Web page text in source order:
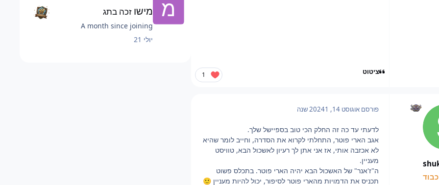
ציטוט 1
פורסם אוגוסט 14, 2024 1 שנה
לדעתי עד כה זה החלק הכי טוב בספיישל שלך.
אגב הארי פוטר, התחלתי לקרוא את הסדרה, וחייב לומר שהיא
לא אכזבה אותי, אז אני אתן לך רעיון לאשכול הבא, טוויסט
מעניין.
ה"ז'אנר" של האשכול הבא יהיה הארי פוטר. בתכלס פשוט
תכניס את הדמויות מהארי פוטר לסיפור, יכול להיות מעניין 🙂
מישו זכה בתג
A month since joining
יולי 21